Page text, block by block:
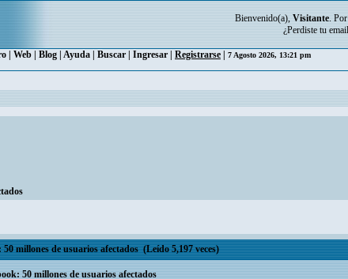
Bienvenido(a), Visitante.
¿Perdiste tu
Web Blog Ayuda Buscar Ingresar Registrarse 7 Agosto 2026, 13:21 pm
millones de usuarios afectados (Leído 5,197 veces)
50 millones de usuarios afectados